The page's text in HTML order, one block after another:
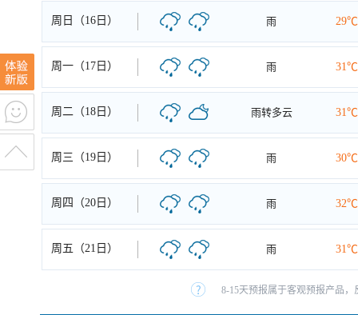
周日（16日） 雨 29℃
周一（17日） 雨 31℃
周二（18日） 雨转多云 31℃
周三（19日） 雨 30℃
周四（20日） 雨 32℃
周五（21日） 雨 31℃
8-15天预报属于客观预报产品